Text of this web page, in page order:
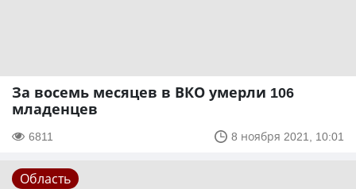
За восемь месяцев в ВКО умерли 106
младенцев
6811 8 ноября 2021, 10:01
Область